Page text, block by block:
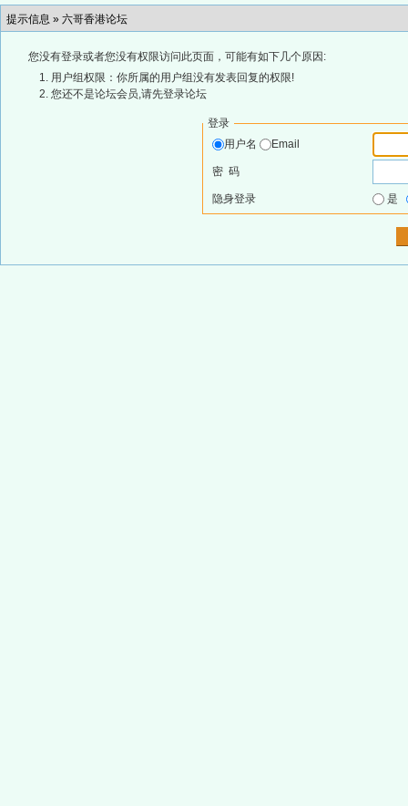
提示信息 » 六哥香港论坛
您没有登录或者您没有权限访问此页面，可能有如下几个原因:
用户组权限：你所属的用户组没有发表回复的权限!
您还不是论坛会员,请先登录论坛
登录
用户名
Email
密 码
隐身登录 是